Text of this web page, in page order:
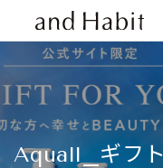
Aquall_ギフト